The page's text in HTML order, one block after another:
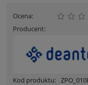
Ocena:
Producent:
Kod produktu: